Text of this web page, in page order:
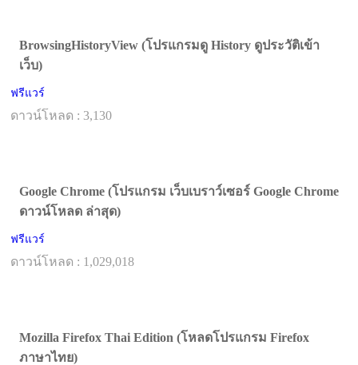
BrowsingHistoryView (โปรแกรมดู History ดูประวัติเข้า
เว็บ)
ฟรีแวร์
ดาวน์โหลด : 3,130
Google Chrome (โปรแกรม เว็บเบราว์เซอร์ Google Chrome
ดาวน์โหลด ล่าสุด)
ฟรีแวร์
ดาวน์โหลด : 1,029,018
Mozilla Firefox Thai Edition (โหลดโปรแกรม Firefox
ภาษาไทย)